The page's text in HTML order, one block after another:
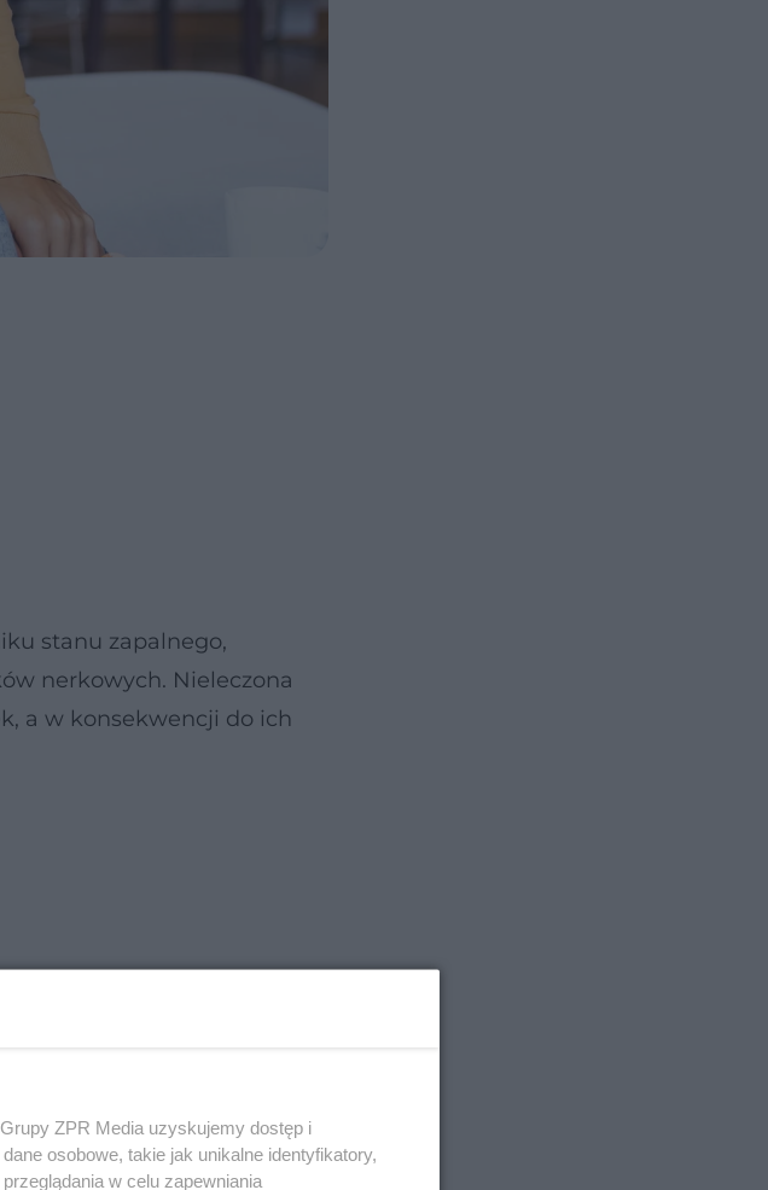
stanu zapalnego,
nerkowych. Nieleczona
a w konsekwencji do ich
ZPR Media uzyskujemy dostęp i
osobowe, takie jak unikalne identyfikatory,
w celu zapewniania